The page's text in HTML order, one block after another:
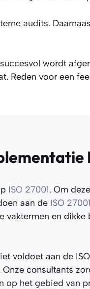
audits.
wordt
Reden voor een
ISO 27001. Om
aan de ISO 27001
vaktermen en
voldoet aan de
consultants
op het gebied van